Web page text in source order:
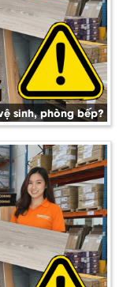
sinh, phòng bếp?